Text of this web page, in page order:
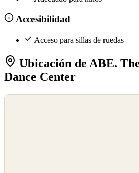
Accesibilidad
Acceso para sillas de ruedas
Ubicación de ABE.
Dance Center